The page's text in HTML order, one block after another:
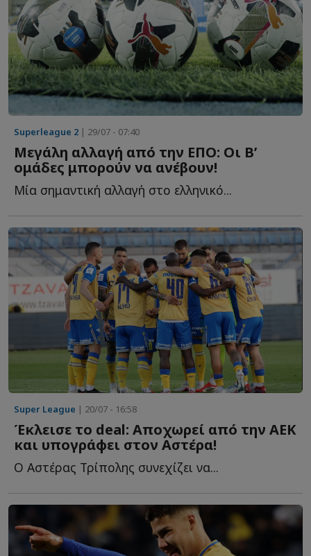
Superleague 2 | 29/07 - 07:40
Μεγάλη αλλαγή από την ΕΠΟ: Οι Β’
ομάδες μπορούν να ανέβουν!
Μία σημαντική αλλαγή στο ελληνικό...
Super League | 20/07 - 16:58
Έκλεισε το deal: Αποχωρεί από την ΑΕΚ
και υπογράφει στον Αστέρα!
Ο Αστέρας Τρίπολης συνεχίζει να...